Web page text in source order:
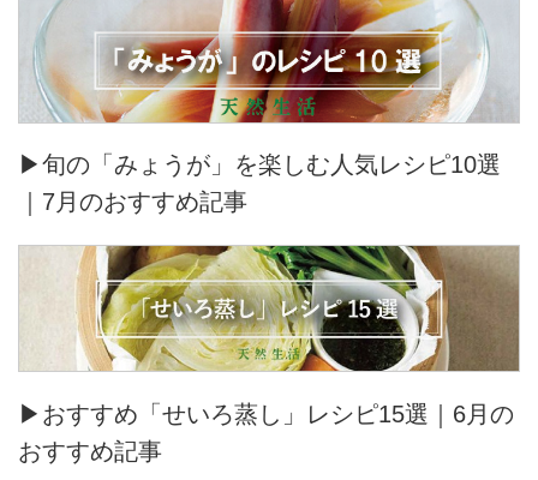
▶旬の「みょうが」を楽しむ人気レシピ10選
｜7月のおすすめ記事
▶おすすめ「せいろ蒸し」レシピ15選｜6月の
おすすめ記事